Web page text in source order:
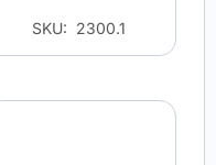
SKU: 2300.1